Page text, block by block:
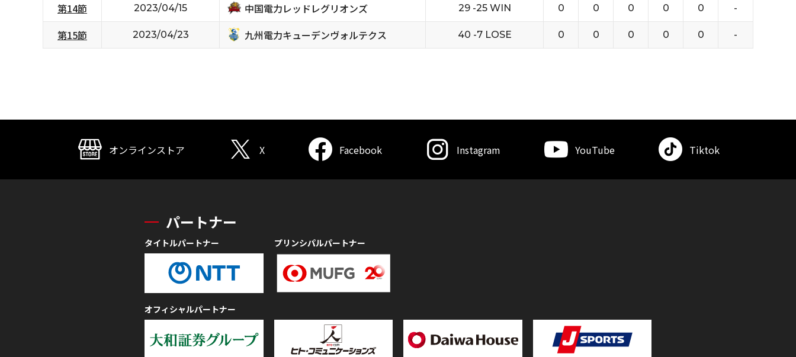
第14節 2023/04/15 中国電力レッドレグリオンズ 29 -25 WIN 0 0 0 0 0 -
第15節 2023/04/23 九州電力キューデンヴォルテクス 40 -7 LOSE 0 0 0 0 0 -
オンラインストア X Facebook Instagram YouTube Tiktok
パートナー
タイトルパートナー プリンシパルパートナー
オフィシャルパートナー